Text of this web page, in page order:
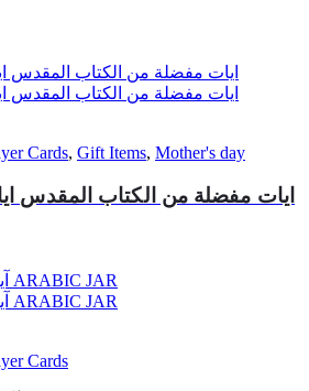
Cards, Gift Items, Mother's day
101 ايات مفضلة من الكتاب المقدس
Cards